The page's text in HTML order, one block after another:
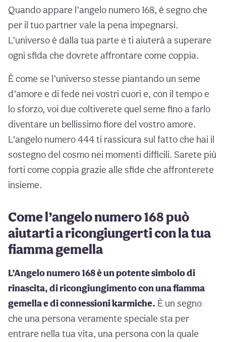
Quando appare l’angelo numero 168, è segno che
per il tuo partner vale la pena impegnarsi.
L’universo è dalla tua parte e ti aiuterà a superare
ogni sfida che dovrete affrontare come coppia.
È come se l’universo stesse piantando un seme
d’amore e di fede nei vostri cuori e, con il tempo e
lo sforzo, voi due coltiverete quel seme fino a farlo
diventare un bellissimo fiore del vostro amore.
L’angelo numero 444 ti rassicura sul fatto che hai il
sostegno del cosmo nei momenti difficili. Sarete più
forti come coppia grazie alle sfide che affronterete
insieme.
Come l’angelo numero 168 può
aiutarti a ricongiungerti con la tua
fiamma gemella
L’Angelo numero 168 è un potente simbolo di
rinascita, di ricongiungimento con una fiamma
gemella e di connessioni karmiche. È un segno
che una persona veramente speciale sta per
entrare nella tua vita, una persona con la quale